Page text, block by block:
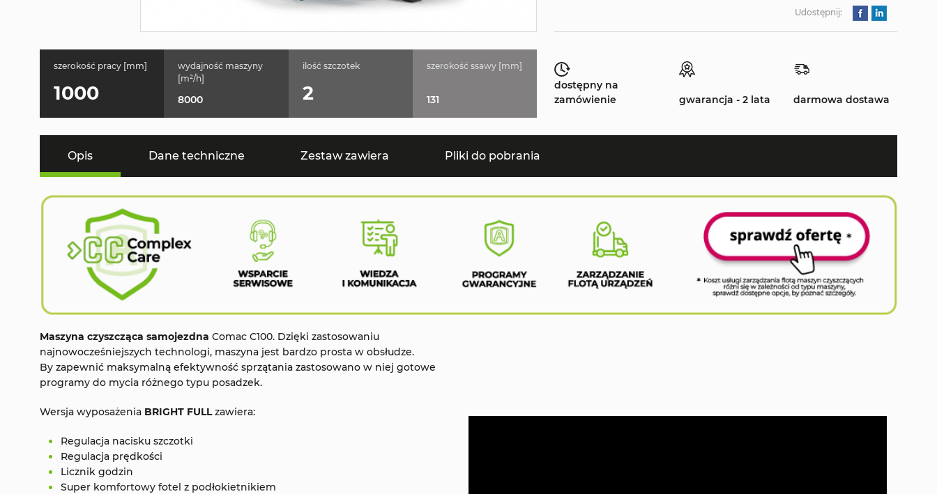
Udostępnij:
szerokość pracy [mm]
1000
wydajność maszyny
[m²/h]
8000
ilość szczotek
2
szerokość ssawy [mm]
131
dostępny na
zamówienie
gwarancja - 2 lata darmowa dostawa
Opis Dane techniczne Zestaw zawiera Pliki do pobrania
Maszyna czyszcząca samojezdna Comac C100. Dzięki zastosowaniu
najnowocześniejszych technologi, maszyna jest bardzo prosta w obsłudze.
By zapewnić maksymalną efektywność sprzątania zastosowano w niej gotowe
programy do mycia różnego typu posadzek.
Wersja wyposażenia BRIGHT FULLzawiera:
Regulacja nacisku szczotki
Regulacja prędkości
Licznik godzin
Super komfortowy fotel z podłokietnikiem